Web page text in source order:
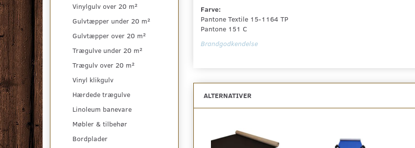
Vinylgulv over 20 m²
Gulvtæpper under 20 m²
Gulvtæpper over 20 m²
Trægulve under 20 m²
Trægulv over 20 m²
Vinyl klikgulv
Hærdede trægulve
Linoleum banevare
Møbler & tilbehør
Bordplader
Farve:
Pantone Textile 15-1164 TP
Pantone 151 C
Brandgodkendelse
ALTERNATIVER